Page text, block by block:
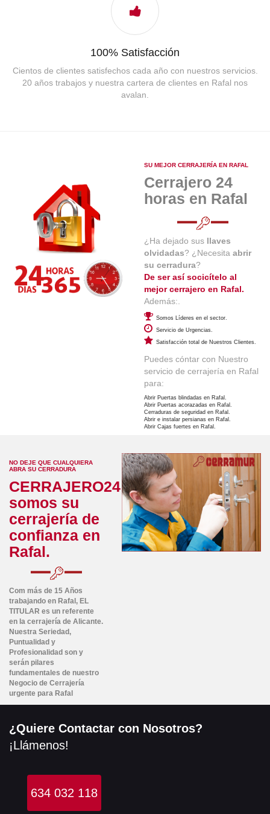
100% Satisfacción
Cientos de clientes satisfechos cada año con nuestros servicios.
20 años trabajos y nuestra cartera de clientes en Rafal nos
avalan.
SU MEJOR CERRAJERÍA EN RAFAL
Cerrajero 24
horas en Rafal
¿Ha dejado sus llaves
olvidadas? ¿Necesita abrir
su cerradura?
De ser así socicítelo al
mejor cerrajero en Rafal.
Además:.
Somos Líderes en el sector.
Servicio de Urgencias.
Satisfacción total de Nuestros Clientes.
Puedes cóntar con Nuestro
servicio de cerrajería en Rafal
para:
Abrir Puertas blindadas en Rafal.
Abrir Puertas acorazadas en Rafal.
Cerraduras de seguridad en Rafal.
Abrir e instalar persianas en Rafal.
Abrir Cajas fuertes en Rafal.
NO DEJE QUE CUALQUIERA
ABRA SU CERRADURA
CERRAJERO24
somos su
cerrajería de
confianza en
Rafal.
Com más de 15 Años
trabajando en Rafal, EL
TITULAR es un referente
en la cerrajería de Alicante.
Nuestra Seriedad,
Puntualidad y
Profesionalidad son y
serán pilares
fundamentales de nuestro
Negocio de Cerrajería
urgente para Rafal
¿Quiere Contactar con Nosotros?
¡Llámenos!
634 032 118